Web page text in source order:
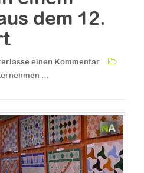
dem 12.
einen Kommentar
…